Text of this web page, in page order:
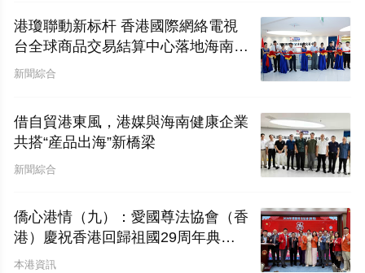
港瓊聯動新标杆 香港國際網絡電視
台全球商品交易結算中心落地海南自
貿港
新聞綜合
借自貿港東風，港媒與海南健康企業
共搭“産品出海”新橋梁
新聞綜合
僑心港情（九）：愛國尊法協會（香
港）慶祝香港回歸祖國29周年典禮
圓滿舉行
本港資訊